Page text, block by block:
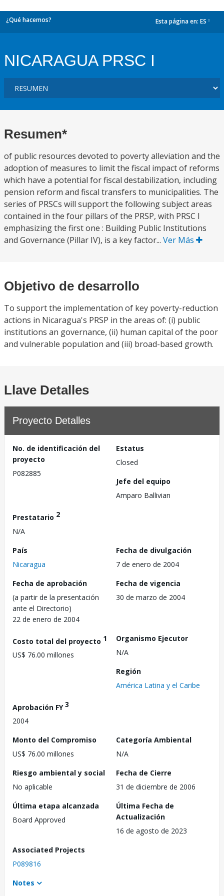
¿Qué hacemos? Esta página en: ES
NICARAGUA PRSC I
Resumen*
of public resources devoted to poverty alleviation and the
adoption of measures to limit the fiscal impact of reforms
which have a potential for fiscal destabilization, including
pension reform and fiscal transfers to municipalities. The
series of PRSCs will support the following subject areas
contained in the four pillars of the PRSP, with PRSC I
emphasizing the first one : Building Public Institutions
and Governance (Pillar IV), is a key factor... Ver Más
Objetivo de desarrollo
To support the implementation of key poverty-reduction
actions in Nicaragua's PRSP in the areas of: (i) public
institutions an governance, (ii) human capital of the poor
and vulnerable population and (iii) broad-based growth.
Llave Detalles
Proyecto Detalles
No. de identificación del
proyecto
P082885
Estatus
Closed
Jefe del equipo
Amparo Ballivian
Prestatario 2
N/A
País
Nicaragua
Fecha de divulgación
7 de enero de 2004
Fecha de aprobación
(a partir de la presentación
ante el Directorio)
22 de enero de 2004
Fecha de vigencia
30 de marzo de 2004
Costo total del proyecto 1
US$ 76.00 millones
Organismo Ejecutor
N/A
Región
América Latina y el Caribe
Aprobación FY3
2004
Monto del Compromiso
US$ 76.00 millones
Categoría Ambiental
N/A
Riesgo ambiental y social
No aplicable
Fecha de Cierre
31 de diciembre de 2006
Última etapa alcanzada
Board Approved
Última Fecha de
Actualización
16 de agosto de 2023
Associated Projects
P089816
Notes